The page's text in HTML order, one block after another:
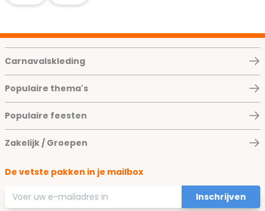
Carnavalskleding
Populaire thema's
Populaire feesten
Zakelijk / Groepen
De vetste pakken in je mailbox
E-mailadres
Inschrijven